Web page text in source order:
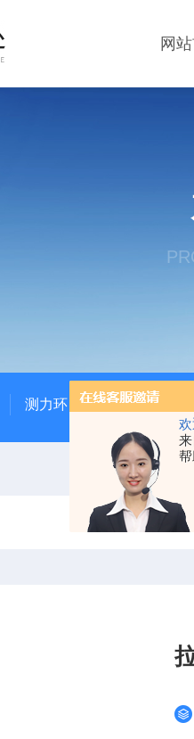
欢
网
测力环 混凝土抗弯拉